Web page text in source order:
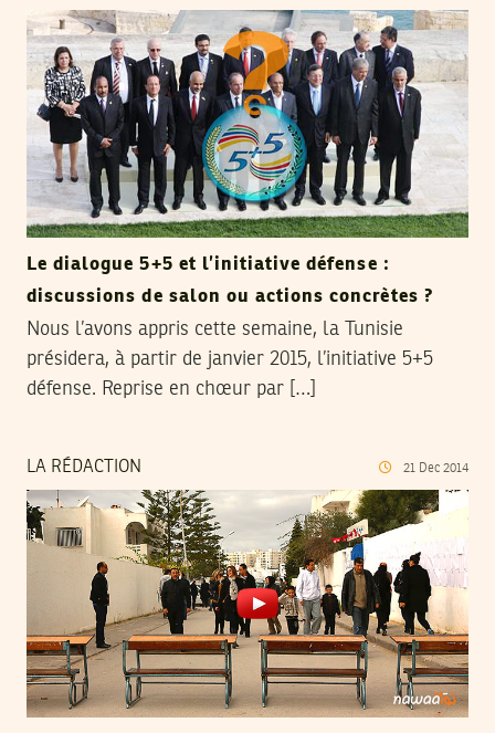
Le dialogue 5+5 et l’initiative défense :
discussions de salon ou actions concrètes ?
Nous l’avons appris cette semaine, la Tunisie
présidera, à partir de janvier 2015, l’initiative 5+5
défense. Reprise en chœur par […]
LA RÉDACTION 21 Dec 2014